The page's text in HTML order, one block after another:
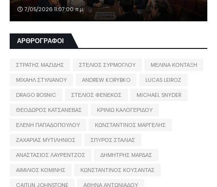
7/05/2026 11:07:00 π.μ.
ΑΡΘΡΟΓΡΑΦΟΙ
ΣΤΡΑΤΗΣ ΜΑΖΙΔΗΣ ΣΤΕΛΙΟΣ ΣΥΡΜΟΓΛΟΥ
ΜΕΛΙΝΑ ΚΟΝΤΑΞΗ
ΜΙΧΑΗΛ ΣΤΥΛΙΑΝΟΥ
ANDREW KORYBKO
LUCAS LEIROZ
DRAGO BOSNIC
ΣΤΕΛΙΟΣ ΦΕΝΕΚΟΣ
MICHAEL SNYDER
ΘΕΟΔΩΡΟΣ ΚΑΤΣΑΝΕΒΑΣ
ΚΡΙΝΙΩ ΚΑΛΟΓΕΡΙΔΟΥ
ΕΛΕΝΗ ΠΑΠΑΔΟΠΟΥΛΟΥ
ΚΩΝΣΤΑΝΤΙΝΟΣ ΜΑΡΓΕΛΗΣ
ΖΑΧΑΡΙΑΣ ΜΥΤΙΛΗΝΙΟΣ
ΣΠΥΡΟΣ ΣΤΑΛΙΑΣ
ΑΝΑΣΤΑΣΙΟΣ ΛΑΥΡΕΝΤΖΟΣ
ΔΗΜΗΤΡΗΣ ΜΑΡΔΑΣ
ΑΙΜΙΛΙΟΣ ΚΟΜΙΝΗΣ
ΚΩΝΣΤΑΝΤΙΝΟΣ ΚΟΥΣΑΝΤΑΣ
CAITLIN JOHNSTONE
ΑΘΗΝΑ ΑΝΤΩΝΙΑΔΟΥ